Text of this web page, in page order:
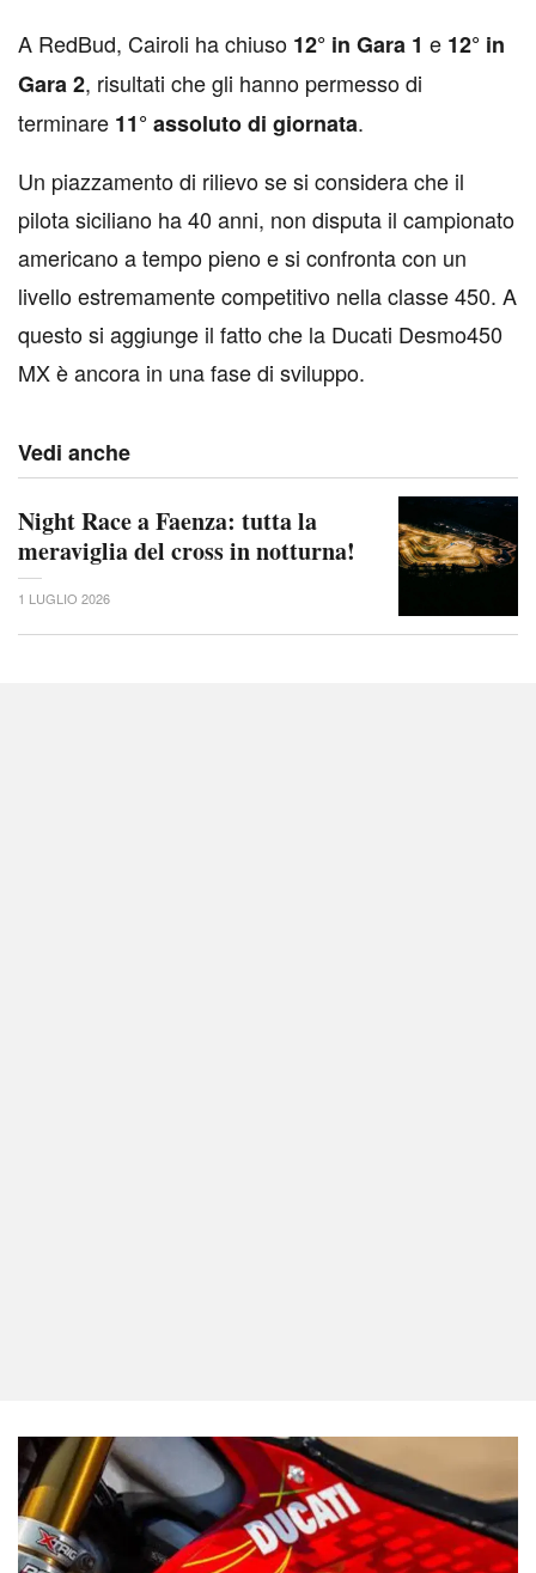
A RedBud, Cairoli ha chiuso 12° in Gara 1 e 12° in
Gara 2, risultati che gli hanno permesso di
terminare 11° assoluto di giornata.
Un piazzamento di rilievo se si considera che il
pilota siciliano ha 40 anni, non disputa il campionato
americano a tempo pieno e si confronta con un
livello estremamente competitivo nella classe 450. A
questo si aggiunge il fatto che la Ducati Desmo450
MX è ancora in una fase di sviluppo.
Vedi anche
Night Race a Faenza: tutta la
meraviglia del cross in notturna!
1 LUGLIO 2026